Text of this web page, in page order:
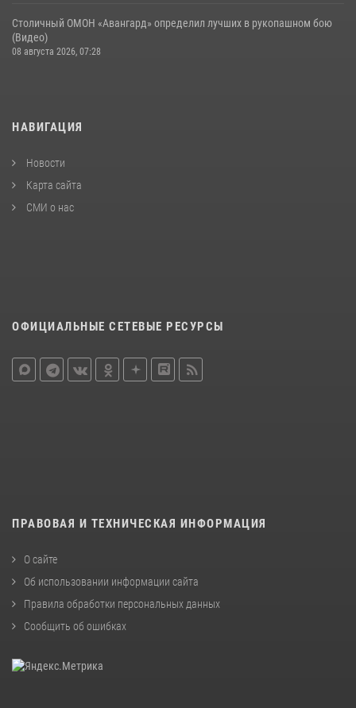
Столичный ОМОН «Авангард» определил лучших в рукопашном бою
(Видео)
08 августа 2026, 07:28
НАВИГАЦИЯ
Новости
Карта сайта
СМИ о нас
ОФИЦИАЛЬНЫЕ СЕТЕВЫЕ РЕСУРСЫ
ПРАВОВАЯ И ТЕХНИЧЕСКАЯ ИНФОРМАЦИЯ
О сайте
Об использовании информации сайта
Правила обработки персональных данных
Сообщить об ошибках